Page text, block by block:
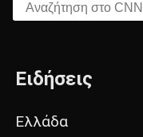
Αναζήτηση στο CNN.gr
Ειδήσεις
Ελλάδα